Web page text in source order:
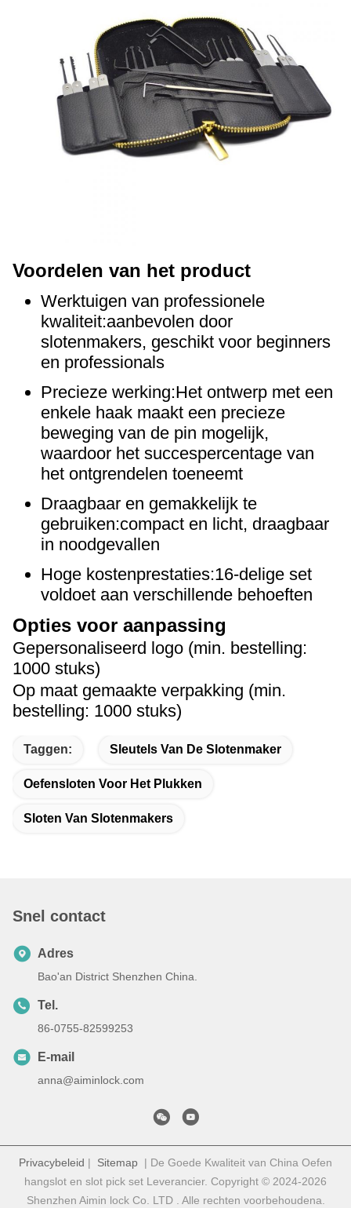
Voordelen van het product
Werktuigen van professionele
kwaliteit:aanbevolen door
slotenmakers, geschikt voor beginners
en professionals
Precieze werking:Het ontwerp met een
enkele haak maakt een precieze
beweging van de pin mogelijk,
waardoor het succespercentage van
het ontgrendelen toeneemt
Draagbaar en gemakkelijk te
gebruiken:compact en licht, draagbaar
in noodgevallen
Hoge kostenprestaties:16-delige set
voldoet aan verschillende behoeften
Opties voor aanpassing
Gepersonaliseerd logo (min. bestelling:
1000 stuks)
Op maat gemaakte verpakking (min.
bestelling: 1000 stuks)
Taggen: Sleutels Van De Slotenmaker
Oefensloten Voor Het Plukken
Sloten Van Slotenmakers
Snel contact
Adres
Bao'an District Shenzhen China.
Tel.
86-0755-82599253
E-mail
anna@aiminlock.com
Privacybeleid | Sitemap | De Goede Kwaliteit van China Oefen
hangslot en slot pick set Leverancier. Copyright © 2024-2026
Shenzhen Aimin lock Co. LTD . Alle rechten voorbehoudena.